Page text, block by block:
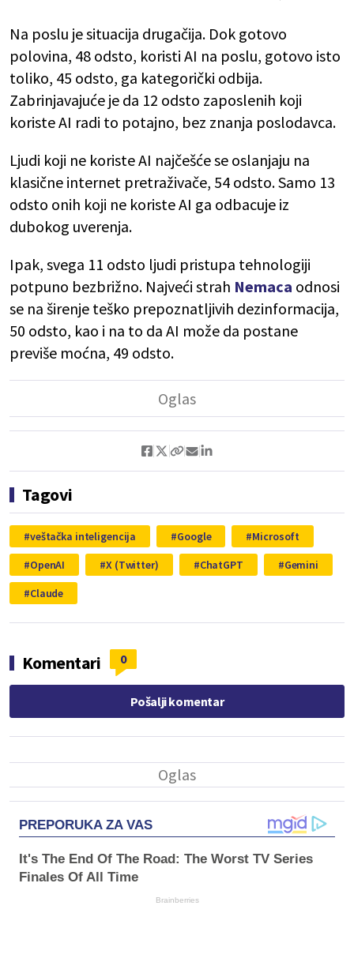
Na poslu je situacija drugačija. Dok gotovo
polovina, 48 odsto, koristi AI na poslu, gotovo isto
toliko, 45 odsto, ga kategorički odbija.
Zabrinjavajuće je da 12 odsto zaposlenih koji
koriste AI radi to potajno, bez znanja poslodavca.
Ljudi koji ne koriste AI najčešće se oslanjaju na
klasične internet pretraživače, 54 odsto. Samo 13
odsto onih koji ne koriste AI ga odbacuje iz
dubokog uverenja.
Ipak, svega 11 odsto ljudi pristupa tehnologiji
potpuno bezbrižno. Najveći strah Nemaca odnosi
se na širenje teško prepoznatljivih dezinformacija,
50 odsto, kao i na to da AI može da postane
previše moćna, 49 odsto.
Tagovi
veštačka inteligencija Google
Microsoft
OpenAI
X (Twitter) ChatGPT
Gemini
Claude
Komentari 0
Pošalji komentar
PREPORUKA ZA VAS
It's The End Of The Road: The Worst TV Series
Finales Of All Time
Brainberries